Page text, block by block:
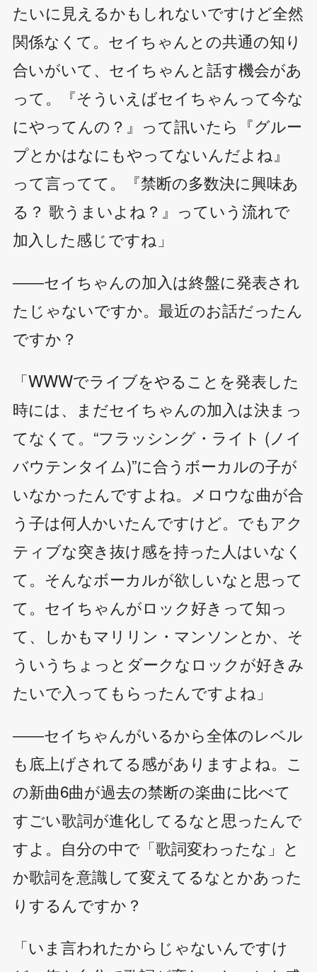
たいに見えるかもしれないですけど全然
関係なくて。セイちゃんとの共通の知り
合いがいて、セイちゃんと話す機会があ
って。『そういえばセイちゃんって今な
にやってんの？』って訊いたら『グルー
プとかはなにもやってないんだよね』
って言ってて。『禁断の多数決に興味あ
る？ 歌うまいよね？』っていう流れで
加入した感じですね」
――セイちゃんの加入は終盤に発表され
たじゃないですか。最近のお話だったん
ですか？
「WWWでライブをやることを発表した
時には、まだセイちゃんの加入は決まっ
てなくて。“フラッシング・ライト (ノイ
バウテンタイム)”に合うボーカルの子が
いなかったんですよね。メロウな曲が合
う子は何人かいたんですけど。でもアク
ティブな突き抜け感を持った人はいなく
て。そんなボーカルが欲しいなと思って
て。セイちゃんがロック好きって知っ
て、しかもマリリン・マンソンとか、そ
ういうちょっとダークなロックが好きみ
たいで入ってもらったんですよね」
――セイちゃんがいるから全体のレベル
も底上げされてる感がありますよね。こ
の新曲6曲が過去の禁断の楽曲に比べて
すごい歌詞が進化してるなと思ったんで
すよ。自分の中で「歌詞変わったな」と
か歌詞を意識して変えてるなとかあった
りするんですか？
「いま言われたからじゃないんですけ